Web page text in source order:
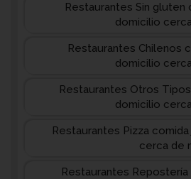
Restaurantes Sin gluten
domicilio
Restaurantes Chilenos
domicilio
Restaurantes Otros
domicilio
Restaurantes Pizza
cerca de
Restaurantes